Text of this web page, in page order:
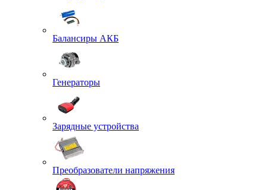
Балансиры АКБ
Генераторы
Зарядные устройства
Преобразователи напряжения